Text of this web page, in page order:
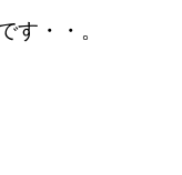
す・・。